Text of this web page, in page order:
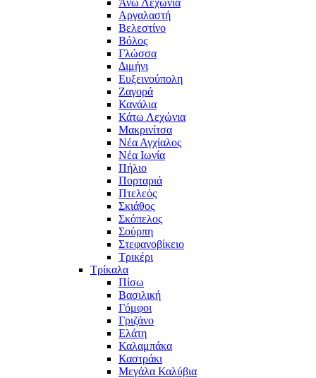
Αργαλαστή
Βελεστίνο
Βόλος
Γλώσσα
Διμήνι
Ευξεινούπολη
Ζαγορά
Κανάλια
Κάτω Λεχώνια
Μακρινίτσα
Νέα Αγχίαλος
Νέα Ιωνία
Πήλιο
Πορταριά
Πτελεός
Σκιάθος
Σκόπελος
Σούρπη
Στεφανοβίκειο
Τρικέρι
Τρίκαλα
Πίσω
Βασιλική
Γόμφοι
Γριζάνο
Ελάτη
Καλαμπάκα
Καστράκι
Μεγάλα Καλύβια